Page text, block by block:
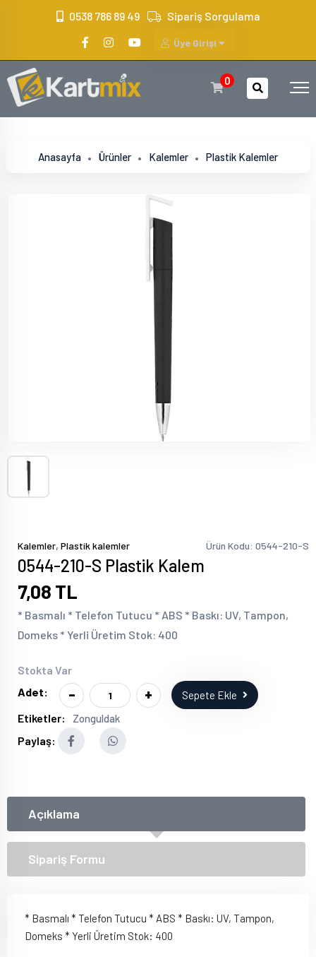
0538 786 89 49 Sipariş Sorgulama
Üye Girişi
0
Anasayfa Ürünler Kalemler Plastik Kalemler
Kalemler, Plastik kalemler Ürün Kodu: 0544-210-S
0544-210-S Plastik Kalem
7,08 TL
* Basmalı * Telefon Tutucu * ABS * Baskı: UV, Tampon,
Domeks * Yerli Üretim Stok: 400
Stokta Var
Adet:
- + Sepete Ekle
Etiketler: Zonguldak
Paylaş:
Açıklama
Sipariş Formu
* Basmalı * Telefon Tutucu * ABS * Baskı: UV, Tampon,
Domeks * Yerli Üretim Stok: 400